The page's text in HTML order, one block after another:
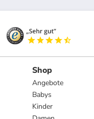
Shop
Angebote
Babys
Kinder